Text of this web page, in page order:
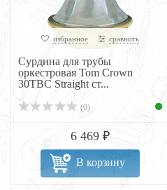
избранное сравнить
Сурдина для трубы
оркестровая Tom Crown
30TBC Straight ст...
(0)
6 469 ₽
В корзину